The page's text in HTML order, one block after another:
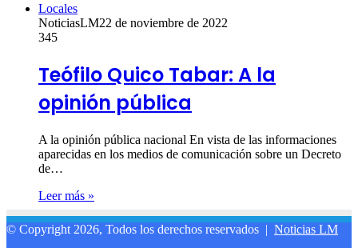
Locales
NoticiasLM22 de noviembre de 2022
345
Teófilo Quico Tabar: A la
opinión pública
A la opinión pública nacional En vista de las informaciones
aparecidas en los medios de comunicación sobre un Decreto
de…
Leer más »
© Copyright 2026, Todos los derechos reservados | Noticias LM